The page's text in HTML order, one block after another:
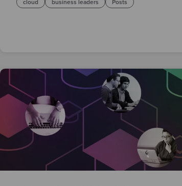
cloud
business leaders Posts